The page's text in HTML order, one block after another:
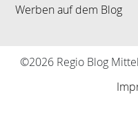
Werben auf dem Blog
©2026 Regio Blog